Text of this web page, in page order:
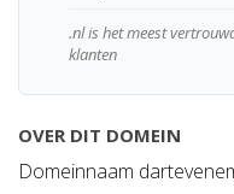
.nl is het meest
klanten
OVER DIT DOMEIN
Domeinnaam